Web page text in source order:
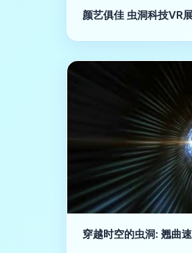
颜艺俱佳 虫洞科技VR
穿越时空的虫洞: 翘曲